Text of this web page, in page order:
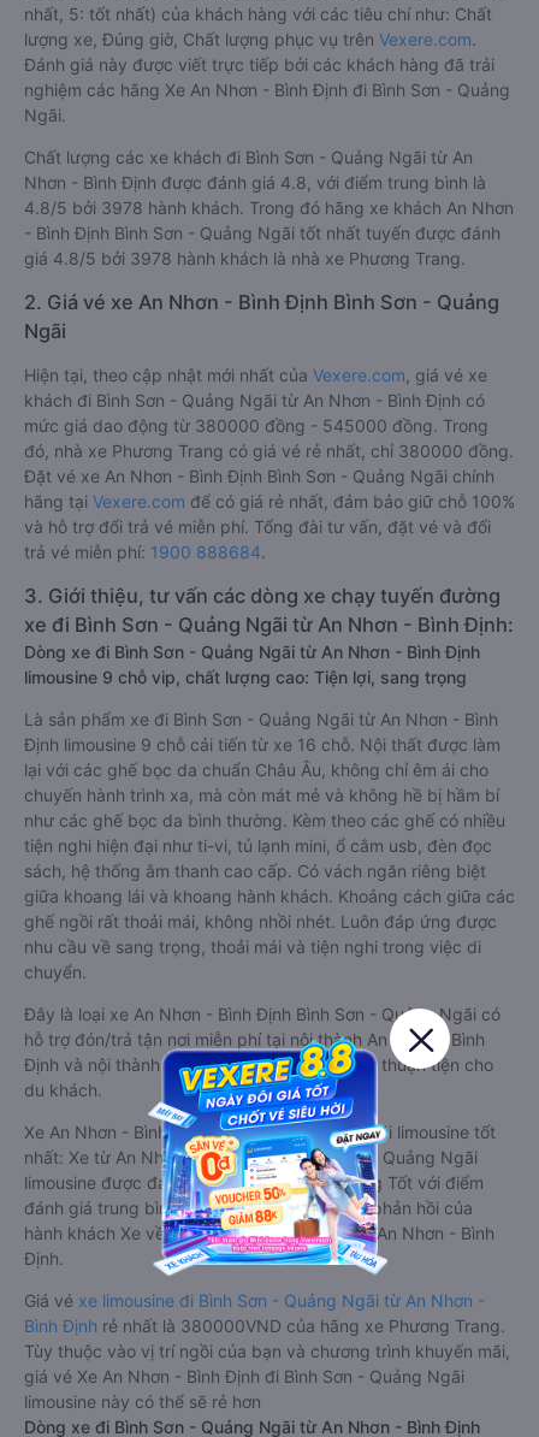
nhất, 5: tốt nhất) của khách hàng với các tiêu chí như: Chất
lượng xe, Đúng giờ, Chất lượng phục vụ trên Vexere.com.
Đánh giá này được viết trực tiếp bởi các khách hàng đã trải
nghiệm các hãng Xe An Nhơn - Bình Định đi Bình Sơn - Quảng
Ngãi.
Chất lượng các xe khách đi Bình Sơn - Quảng Ngãi từ An
Nhơn - Bình Định được đánh giá 4.8, với điểm trung bình là
4.8/5 bởi 3978 hành khách. Trong đó hãng xe khách An Nhơn
- Bình Định Bình Sơn - Quảng Ngãi tốt nhất tuyến được đánh
giá 4.8/5 bởi 3978 hành khách là nhà xe Phương Trang.
2. Giá vé xe An Nhơn - Bình Định Bình Sơn - Quảng
Ngãi
Hiện tại, theo cập nhật mới nhất của Vexere.com , giá vé xe
khách đi Bình Sơn - Quảng Ngãi từ An Nhơn - Bình Định có
mức giá dao động từ 380000 đồng - 545000 đồng. Trong
đó, nhà xe Phương Trang có giá vé rẻ nhất, chỉ 380000 đồng.
Đặt vé xe An Nhơn - Bình Định Bình Sơn - Quảng Ngãi chính
hãng tại Vexere.com để có giá rẻ nhất, đảm bảo giữ chỗ 100%
và hỗ trợ đổi trả vé miễn phí. Tổng đài tư vấn, đặt vé và đổi
trả vé miễn phí: 1900 888684.
3. Giới thiệu, tư vấn các dòng xe chạy tuyến đường
xe đi Bình Sơn - Quảng Ngãi từ An Nhơn - Bình Định:
Dòng xe đi Bình Sơn - Quảng Ngãi từ An Nhơn - Bình Định
limousine 9 chỗ vip, chất lượng cao: Tiện lợi, sang trọng
Là sản phẩm xe đi Bình Sơn - Quảng Ngãi từ An Nhơn - Bình
Định limousine 9 chỗ cải tiến từ xe 16 chỗ. Nội thất được làm
lại với các ghế bọc da chuẩn Châu Âu, không chỉ êm ái cho
chuyến hành trình xa, mà còn mát mẻ và không hề bị hầm bí
như các ghế bọc da bình thường. Kèm theo các ghế có nhiều
tiện nghi hiện đại như ti-vi, tủ lạnh mini, ổ cắm usb, đèn đọc
sách, hệ thống âm thanh cao cấp. Có vách ngăn riêng biệt
giữa khoang lái và khoang hành khách. Khoảng cách giữa các
ghế ngồi rất thoải mái, không nhồi nhét. Luôn đáp ứng được
nhu cầu về sang trọng, thoải mái và tiện nghi trong việc di
chuyển.
Đây là loại xe An Nhơn - Bình Định Bình Sơn - Quảng Ngãi có
hỗ trợ đón/trả tận nơi miễn phí tại nội thành An Nhơn - Bình
Định và nội thành Bình Sơn - Quảng Ngãi, rất thuận tiện cho
du khách.
Xe An Nhơn - Bình Định Bình Sơn - Quảng Ngãi limousine tốt
nhất: Xe từ An Nhơn - Bình Định đi Bình Sơn - Quảng Ngãi
limousine được đánh giá chung có chất lượng Tốt với điểm
đánh giá trung bình từ 4.8/5 dựa trên 3978 phản hồi của
hành khách Xe về Bình Sơn - Quảng Ngãi từ An Nhơn - Bình
Định.
Giá vé xe limousine đi Bình Sơn - Quảng Ngãi từ An Nhơn -
Bình Định rẻ nhất là 380000VND của hãng xe Phương Trang.
Tùy thuộc vào vị trí ngồi của bạn và chương trình khuyến mãi,
giá vé Xe An Nhơn - Bình Định đi Bình Sơn - Quảng Ngãi
limousine này có thể sẽ rẻ hơn
Dòng xe đi Bình Sơn - Quảng Ngãi từ An Nhơn - Bình Định